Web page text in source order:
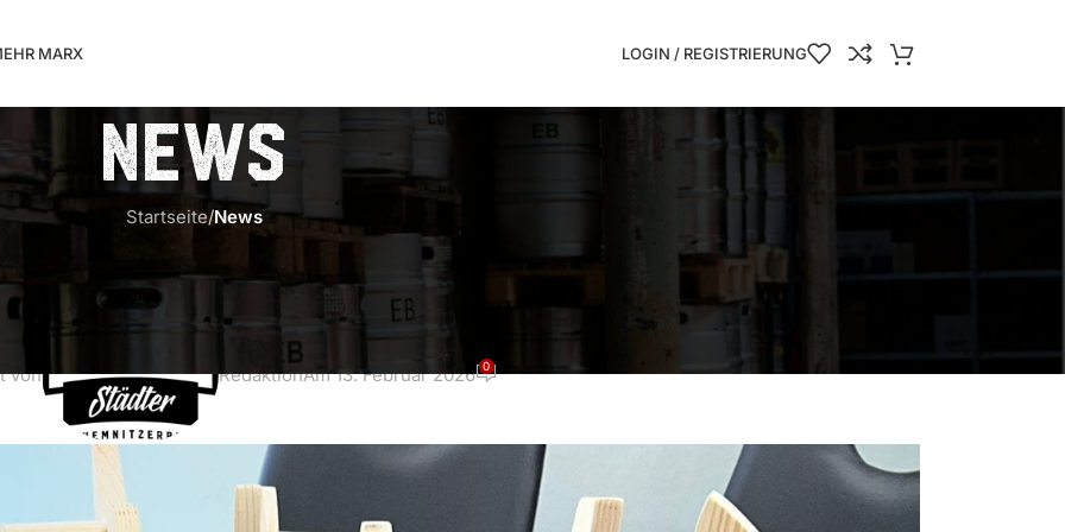
MARX LOGIN / REGISTRIERUNG
News
Startseite/News
– Marx Städter Bierauswahl
von RedaktionAm 13. Februar 2026 0